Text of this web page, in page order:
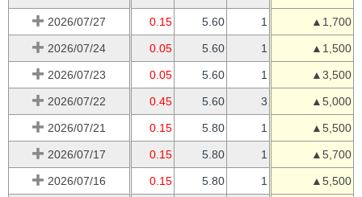
2026/07/27 0.15 5.60 1 ▲1,700
2026/07/24 0.05 5.60 1 ▲1,500
2026/07/23 0.05 5.60 1 ▲3,500
2026/07/22 0.45 5.60 3 ▲5,000
2026/07/21 0.15 5.80 1 ▲5,500
2026/07/17 0.15 5.80 1 ▲5,700
2026/07/16 0.15 5.80 1 ▲5,500